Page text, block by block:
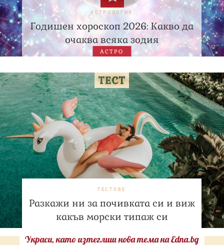
АСТРОЛОГИЯ
Годишен хороскоп 2026: Какво да
очаква всяка зодия
АСТРО
ТЕСТОВЕ
Разкажи ни за почивката си и виж
какъв морски типаж си
Украси, като изтеглиш нова тема на Edna.bg